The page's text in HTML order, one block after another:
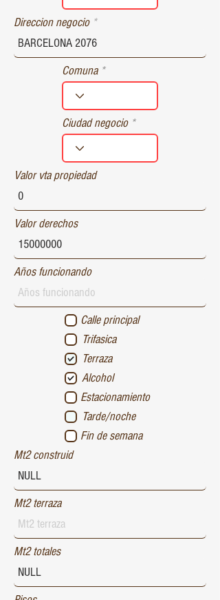
d
Direccion negocio
Comuna
Ciudad negocio
Valor vta propiedad
Valor derechos
Años funcionando
Calle principal
Trifasica
Terraza
Alcohol
Estacionamiento
Tarde/noche
Fin de semana
Mt2 construid
Mt2 terraza
Mt2 totales